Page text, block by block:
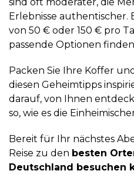
sind oft moderater, die
Erlebnisse authentischer.
von 50 € oder 150 € pro
passende Optionen
Packen Sie Ihre Koffer
diesen Geheimtipps
darauf, von Ihnen
so, wie es die
Bereit für Ihr nächstes
Reise zu den besten
Deutschland besuchen